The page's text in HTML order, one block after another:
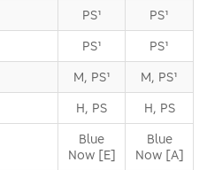
PS¹ PS¹
PS¹ PS¹
M, PS¹ M, PS¹
H, PS H, PS
Blue
Now [E]
Blue
Now [A]